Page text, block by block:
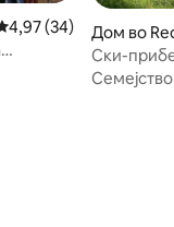
оцена: 4,97
4,97 (34)
Дом во
Ски-
Пикос де
Семејство